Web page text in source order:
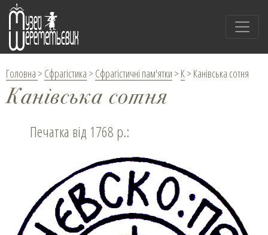
Головна > Сфрагістика > Сфрагістичні пам'ятки > К> Канівська сотня
Канівська сотня
Печатка від 1768 р.: